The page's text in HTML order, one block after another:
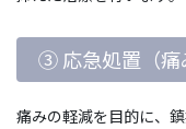
③ 応急処置（痛
痛みの軽減を目的に、